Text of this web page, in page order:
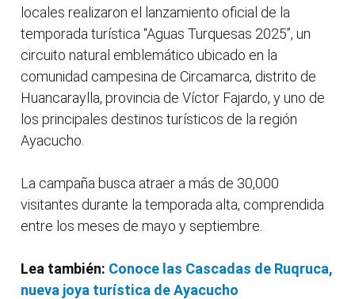
locales realizaron el lanzamiento oficial de la
temporada turística “Aguas Turquesas 2025”, un
circuito natural emblemático ubicado en la
comunidad campesina de Circamarca, distrito de
Huancaraylla, provincia de Víctor Fajardo, y uno de
los principales destinos turísticos de la región
Ayacucho.
La campaña busca atraer a más de 30,000
visitantes durante la temporada alta, comprendida
entre los meses de mayo y septiembre.
Lea también: Conoce las Cascadas de Ruqruca,
nueva joya turística de Ayacucho